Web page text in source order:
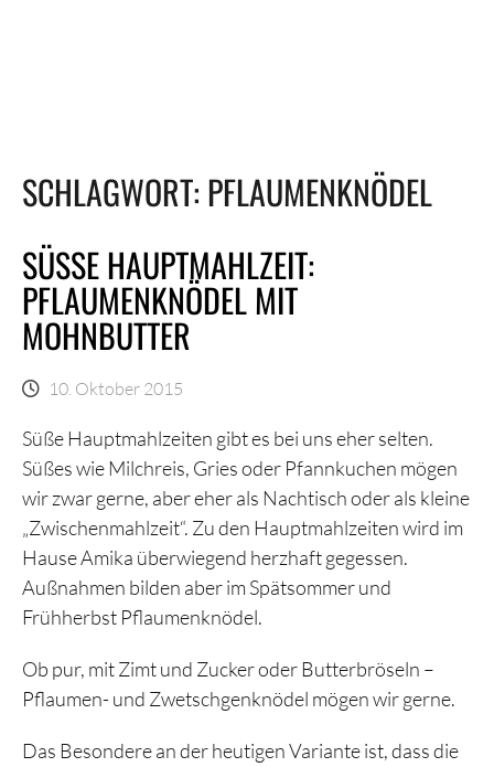
SCHLAGWORT: PFLAUMENKNÖDEL
SÜSSE HAUPTMAHLZEIT: P
FLAUMENKNÖDEL MIT M
OHNBUTTER
10. Oktober 2015
Süße Hauptmahlzeiten gibt es bei uns eher selten.
Süßes wie Milchreis, Gries oder Pfannkuchen mögen
wir zwar gerne, aber eher als Nachtisch oder als kleine
„Zwischenmahlzeit“. Zu den Hauptmahlzeiten wird im
Hause Amika überwiegend herzhaft gegessen.
Außnahmen bilden aber im Spätsommer und
Frühherbst Pflaumenknödel.
Ob pur, mit Zimt und Zucker oder Butterbröseln –
Pflaumen- und Zwetschgenknödel mögen wir gerne.
Das Besondere an der heutigen Variante ist, dass die